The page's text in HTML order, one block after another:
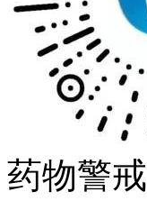
药物警戒